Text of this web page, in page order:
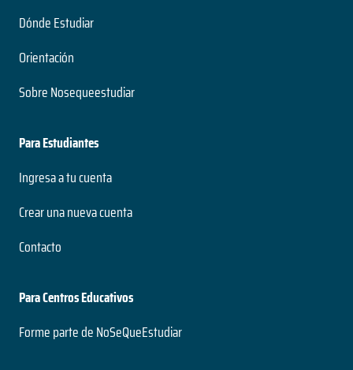
Dónde Estudiar
Orientación
Sobre Nosequeestudiar
Para Estudiantes
Ingresa a tu cuenta
Crear una nueva cuenta
Contacto
Para Centros Educativos
Forme parte de NoSeQueEstudiar